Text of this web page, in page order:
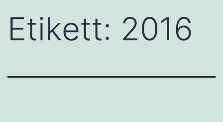
Etikett: 2016